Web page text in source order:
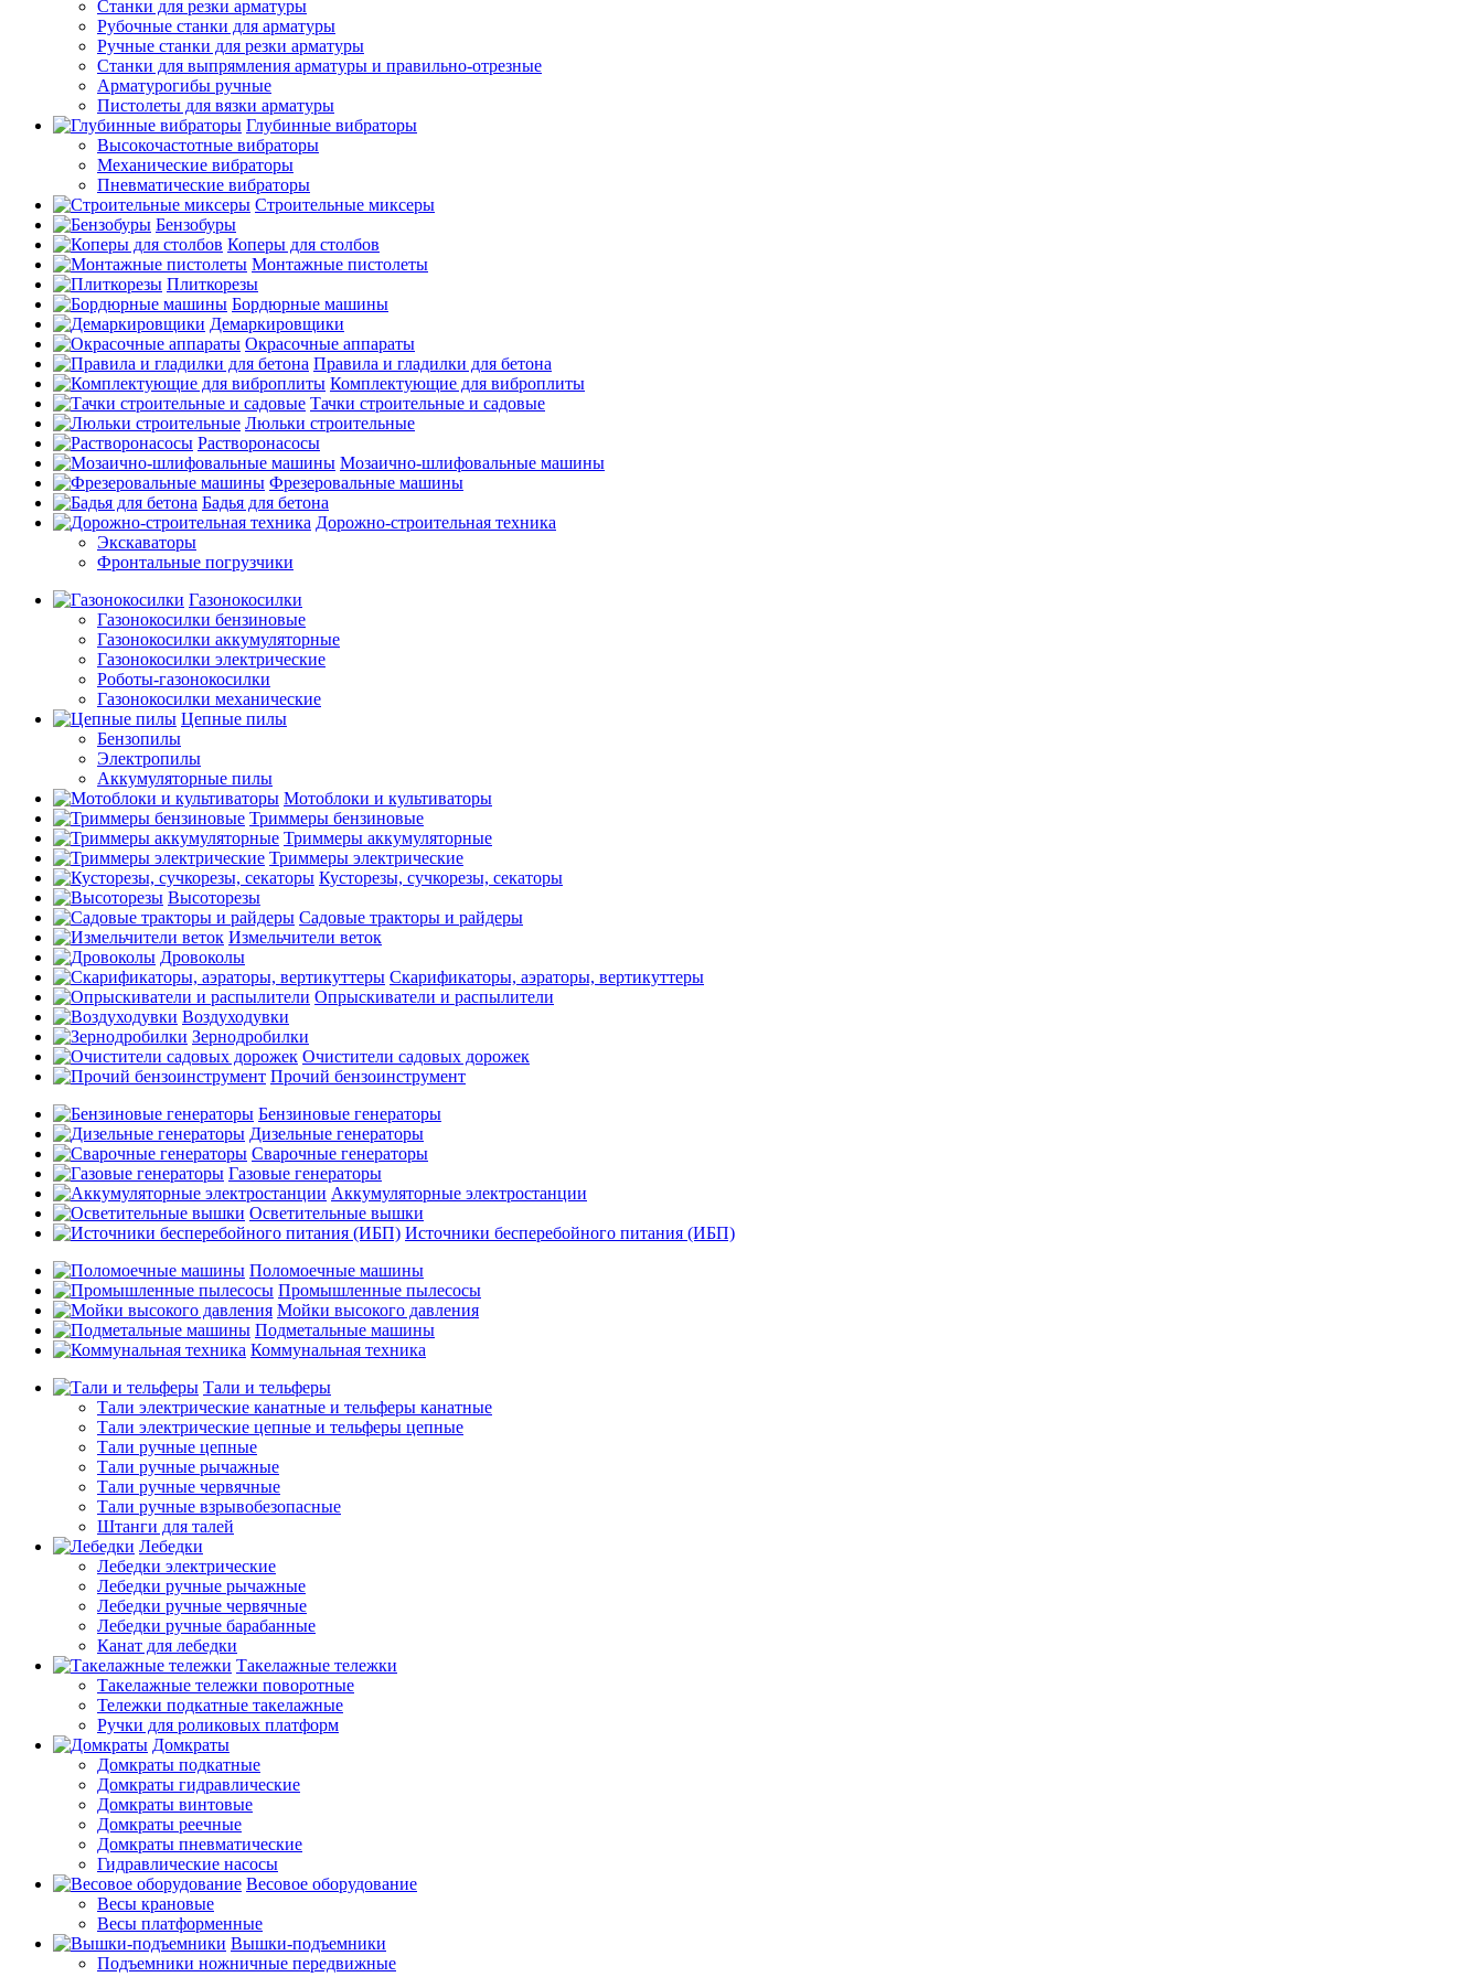
Станки для резки арматуры
Рубочные станки для арматуры
Ручные станки для резки арматуры
Станки для выпрямления арматуры и правильно-отрезные
Арматурогибы ручные
Пистолеты для вязки арматуры
Глубинные вибраторы
Высокочастотные вибраторы
Механические вибраторы
Пневматические вибраторы
Строительные миксеры
Бензобуры
Коперы для столбов
Монтажные пистолеты
Плиткорезы
Бордюрные машины
Демаркировщики
Окрасочные аппараты
Правила и гладилки для бетона
Комплектующие для виброплиты
Тачки строительные и садовые
Люльки строительные
Растворонасосы
Мозаично-шлифовальные машины
Фрезеровальные машины
Бадья для бетона
Дорожно-строительная техника
Экскаваторы
Фронтальные погрузчики
Газонокосилки
Газонокосилки бензиновые
Газонокосилки аккумуляторные
Газонокосилки электрические
Роботы-газонокосилки
Газонокосилки механические
Цепные пилы
Бензопилы
Электропилы
Аккумуляторные пилы
Мотоблоки и культиваторы
Триммеры бензиновые
Триммеры аккумуляторные
Триммеры электрические
Кусторезы, сучкорезы, секаторы
Высоторезы
Садовые тракторы и райдеры
Измельчители веток
Дровоколы
Скарификаторы, аэраторы, вертикуттеры
Опрыскиватели и распылители
Воздуходувки
Зернодробилки
Очистители садовых дорожек
Прочий бензоинструмент
Бензиновые генераторы
Дизельные генераторы
Сварочные генераторы
Газовые генераторы
Аккумуляторные электростанции
Осветительные вышки
Источники бесперебойного питания (ИБП)
Поломоечные машины
Промышленные пылесосы
Мойки высокого давления
Подметальные машины
Коммунальная техника
Тали и тельферы
Тали электрические канатные и тельферы канатные
Тали электрические цепные и тельферы цепные
Тали ручные цепные
Тали ручные рычажные
Тали ручные червячные
Тали ручные взрывобезопасные
Штанги для талей
Лебедки
Лебедки электрические
Лебедки ручные рычажные
Лебедки ручные червячные
Лебедки ручные барабанные
Канат для лебедки
Такелажные тележки
Такелажные тележки поворотные
Тележки подкатные такелажные
Ручки для роликовых платформ
Домкраты
Домкраты подкатные
Домкраты гидравлические
Домкраты винтовые
Домкраты реечные
Домкраты пневматические
Гидравлические насосы
Весовое оборудование
Весы крановые
Весы платформенные
Вышки-подъемники
Подъемники ножничные передвижные